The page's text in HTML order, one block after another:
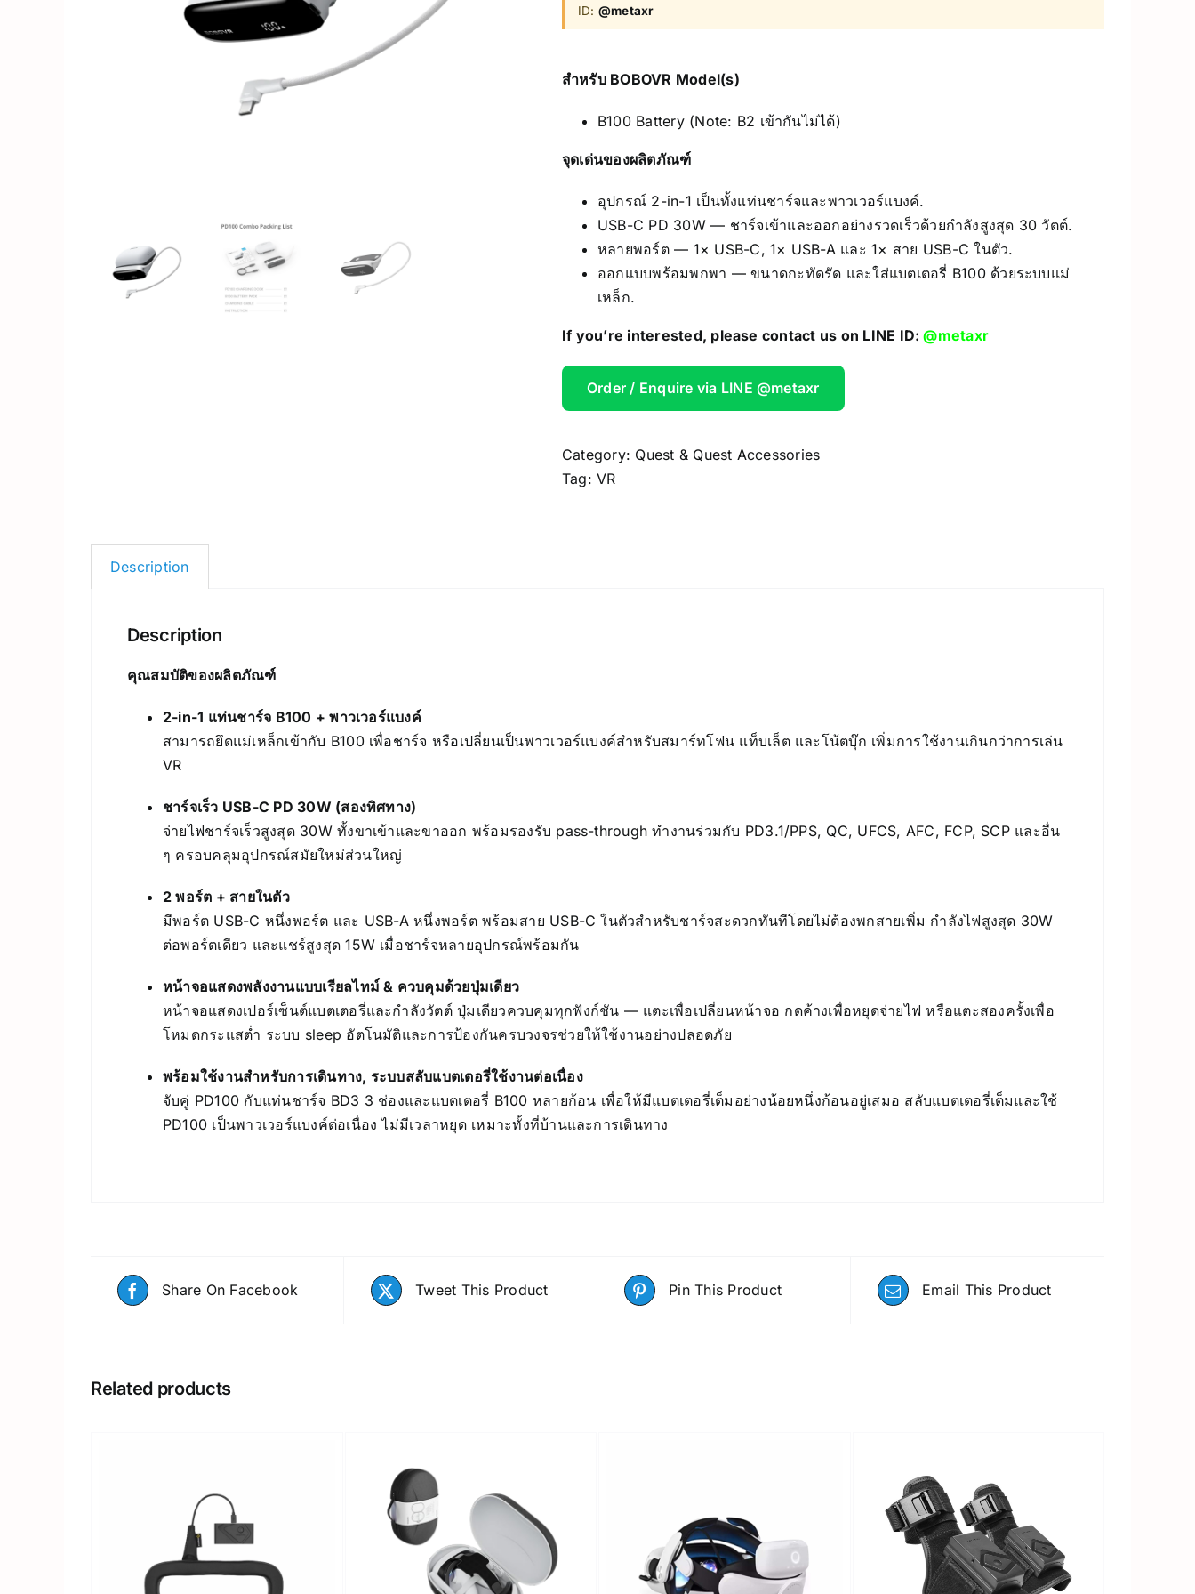
ID: @metaxr
สำหรับ BOBOVR Model(s)
B100 Battery (Note: B2 เข้ากันไม่ได้)
จุดเด่นของผลิตภัณฑ์
อุปกรณ์ 2-in-1 เป็นทั้งแท่นชาร์จและพาวเวอร์แบงค์.
USB-C PD 30W — ชาร์จเข้าและออกอย่างรวดเร็วด้วยกำลังสูงสุด 30 วัตต์.
หลายพอร์ต — 1× USB-C, 1× USB-A และ 1× สาย USB-C ในตัว.
ออกแบบพร้อมพกพา — ขนาดกะทัดรัด และใส่แบตเตอรี่ B100 ด้วยระบบแม่
เหล็ก.
If you’re interested, please contact us on LINE ID:@metaxr
Order / Enquire via LINE @metaxr
Category: Quest & Quest Accessories
Tag:VR
Description
Description
คุณสมบัติของผลิตภัณฑ์
2-in-1 แท่นชาร์จ B100 + พาวเวอร์แบงค์
สามารถยึดแม่เหล็กเข้ากับ B100 เพื่อชาร์จ หรือเปลี่ยนเป็นพาวเวอร์แบงค์สำหรับสมาร์ทโฟน แท็บเล็ต และโน้ตบุ๊ก เพิ่มการใช้งานเกินกว่าการเล่น
VR
ชาร์จเร็ว USB-C PD 30W (สองทิศทาง)
จ่ายไฟชาร์จเร็วสูงสุด 30W ทั้งขาเข้าและขาออก พร้อมรองรับ pass-through ทำงานร่วมกับ PD3.1/PPS, QC, UFCS, AFC, FCP, SCP และอื่น
ๆ ครอบคลุมอุปกรณ์สมัยใหม่ส่วนใหญ่
2 พอร์ต + สายในตัว
มีพอร์ต USB-C หนึ่งพอร์ต และ USB-A หนึ่งพอร์ต พร้อมสาย USB-C ในตัวสำหรับชาร์จสะดวกทันทีโดยไม่ต้องพกสายเพิ่ม กำลังไฟสูงสุด 30W
ต่อพอร์ตเดียว และแชร์สูงสุด 15W เมื่อชาร์จหลายอุปกรณ์พร้อมกัน
หน้าจอแสดงพลังงานแบบเรียลไทม์ & ควบคุมด้วยปุ่มเดียว
หน้าจอแสดงเปอร์เซ็นต์แบตเตอรี่และกำลังวัตต์ ปุ่มเดียวควบคุมทุกฟังก์ชัน — แตะเพื่อเปลี่ยนหน้าจอ กดค้างเพื่อหยุดจ่ายไฟ หรือแตะสองครั้งเพื่อ
โหมดกระแสต่ำ ระบบ sleep อัตโนมัติและการป้องกันครบวงจรช่วยให้ใช้งานอย่างปลอดภัย
พร้อมใช้งานสำหรับการเดินทาง, ระบบสลับแบตเตอรี่ใช้งานต่อเนื่อง
จับคู่ PD100 กับแท่นชาร์จ BD3 3 ช่องและแบตเตอรี่ B100 หลายก้อน เพื่อให้มีแบตเตอรี่เต็มอย่างน้อยหนึ่งก้อนอยู่เสมอ สลับแบตเตอรี่เต็มและใช้
PD100 เป็นพาวเวอร์แบงค์ต่อเนื่อง ไม่มีเวลาหยุด เหมาะทั้งที่บ้านและการเดินทาง
Share On Facebook Tweet This Product Pin This Product Email This Product
Related products